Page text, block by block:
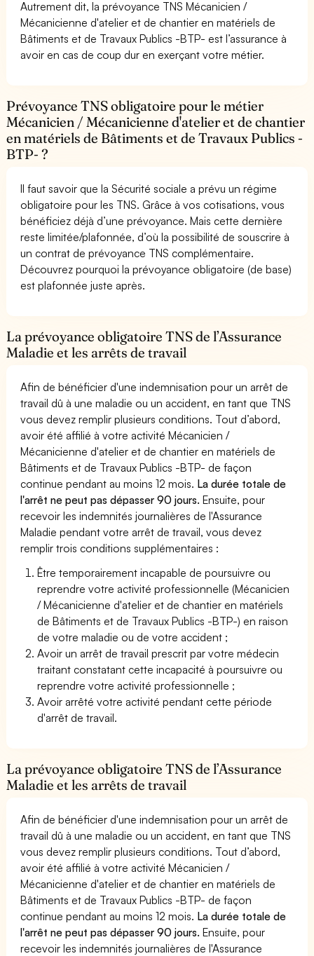
Autrement dit, la prévoyance TNS Mécanicien /
Mécanicienne d'atelier et de chantier en matériels de
Bâtiments et de Travaux Publics -BTP- est l’assurance à
avoir en cas de coup dur en exerçant votre métier.
Prévoyance TNS obligatoire pour le métier
Mécanicien / Mécanicienne d'atelier et de chantier
en matériels de Bâtiments et de Travaux Publics -
BTP- ?
Il faut savoir que la Sécurité sociale a prévu un régime
obligatoire pour les TNS. Grâce à vos cotisations, vous
bénéficiez déjà d’une prévoyance. Mais cette dernière
reste limitée/plafonnée, d’où la possibilité de souscrire à
un contrat de prévoyance TNS complémentaire.
Découvrez pourquoi la prévoyance obligatoire (de base)
est plafonnée juste après.
La prévoyance obligatoire TNS de l’Assurance
Maladie et les arrêts de travail
Afin de bénéficier d'une indemnisation pour un arrêt de
travail dû à une maladie ou un accident, en tant que TNS
vous devez remplir plusieurs conditions. Tout d’abord,
avoir été affilié à votre activité Mécanicien /
Mécanicienne d'atelier et de chantier en matériels de
Bâtiments et de Travaux Publics -BTP- de façon
continue pendant au moins 12 mois. La durée totale de
l'arrêt ne peut pas dépasser 90 jours. Ensuite, pour
recevoir les indemnités journalières de l'Assurance
Maladie pendant votre arrêt de travail, vous devez
remplir trois conditions supplémentaires :
Être temporairement incapable de poursuivre ou
reprendre votre activité professionnelle (Mécanicien
/ Mécanicienne d'atelier et de chantier en matériels
de Bâtiments et de Travaux Publics -BTP-) en raison
de votre maladie ou de votre accident ;
Avoir un arrêt de travail prescrit par votre médecin
traitant constatant cette incapacité à poursuivre ou
reprendre votre activité professionnelle ;
Avoir arrêté votre activité pendant cette période
d'arrêt de travail.
La prévoyance obligatoire TNS de l’Assurance
Maladie et les arrêts de travail
Afin de bénéficier d'une indemnisation pour un arrêt de
travail dû à une maladie ou un accident, en tant que TNS
vous devez remplir plusieurs conditions. Tout d’abord,
avoir été affilié à votre activité Mécanicien /
Mécanicienne d'atelier et de chantier en matériels de
Bâtiments et de Travaux Publics -BTP- de façon
continue pendant au moins 12 mois. La durée totale de
l'arrêt ne peut pas dépasser 90 jours. Ensuite, pour
recevoir les indemnités journalières de l'Assurance